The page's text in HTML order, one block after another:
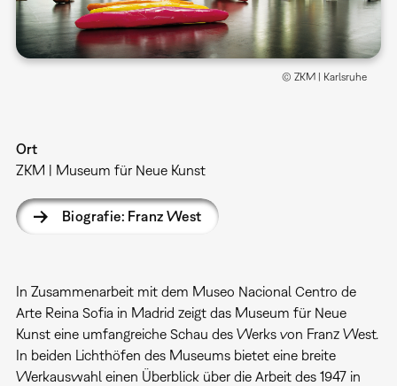
© ZKM | Karlsruhe
Ort
ZKM | Museum für Neue Kunst
Biografie: Franz West
In Zusammenarbeit mit dem Museo Nacional Centro de
Arte Reina Sofia in Madrid zeigt das Museum für Neue
Kunst eine umfangreiche Schau des Werks von Franz West.
In beiden Lichthöfen des Museums bietet eine breite
Werkauswahl einen Überblick über die Arbeit des 1947 in